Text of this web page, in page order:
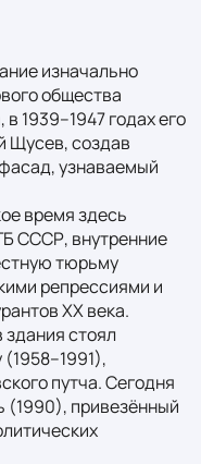
изначально
общества
1939–1947 годах его
Щусев, создав
узнаваемый
время здесь
СССР, внутренние
тюрьму
репрессиями и
XX века.
стоял
путча. Сегодня
(1990), привезённый